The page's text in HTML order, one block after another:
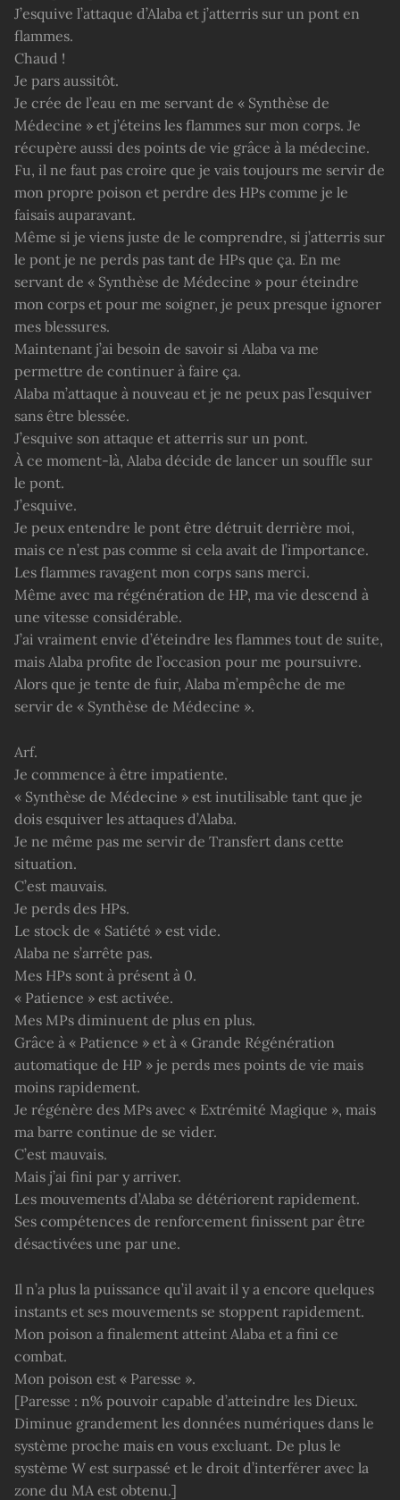
J’esquive l’attaque d’Alaba et j’atterris sur un pont en
flammes.
Chaud !
Je pars aussitôt.
Je crée de l’eau en me servant de « Synthèse de
Médecine » et j’éteins les flammes sur mon corps. Je
récupère aussi des points de vie grâce à la médecine.
Fu, il ne faut pas croire que je vais toujours me servir de
mon propre poison et perdre des HPs comme je le
faisais auparavant.
Même si je viens juste de le comprendre, si j’atterris sur
le pont je ne perds pas tant de HPs que ça. En me
servant de « Synthèse de Médecine » pour éteindre
mon corps et pour me soigner, je peux presque ignorer
mes blessures.
Maintenant j’ai besoin de savoir si Alaba va me
permettre de continuer à faire ça.
Alaba m’attaque à nouveau et je ne peux pas l’esquiver
sans être blessée.
J’esquive son attaque et atterris sur un pont.
À ce moment-là, Alaba décide de lancer un souffle sur
le pont.
J’esquive.
Je peux entendre le pont être détruit derrière moi,
mais ce n’est pas comme si cela avait de l’importance.
Les flammes ravagent mon corps sans merci.
Même avec ma régénération de HP, ma vie descend à
une vitesse considérable.
J’ai vraiment envie d’éteindre les flammes tout de suite,
mais Alaba profite de l’occasion pour me poursuivre.
Alors que je tente de fuir, Alaba m’empêche de me
servir de « Synthèse de Médecine ».
Arf.
Je commence à être impatiente.
« Synthèse de Médecine » est inutilisable tant que je
dois esquiver les attaques d’Alaba.
Je ne même pas me servir de Transfert dans cette
situation.
C’est mauvais.
Je perds des HPs.
Le stock de « Satiété » est vide.
Alaba ne s’arrête pas.
Mes HPs sont à présent à 0.
« Patience » est activée.
Mes MPs diminuent de plus en plus.
Grâce à « Patience » et à « Grande Régénération
automatique de HP » je perds mes points de vie mais
moins rapidement.
Je régénère des MPs avec « Extrémité Magique », mais
ma barre continue de se vider.
C’est mauvais.
Mais j’ai fini par y arriver.
Les mouvements d’Alaba se détériorent rapidement.
Ses compétences de renforcement finissent par être
désactivées une par une.
Il n’a plus la puissance qu’il avait il y a encore quelques
instants et ses mouvements se stoppent rapidement.
Mon poison a finalement atteint Alaba et a fini ce
combat.
Mon poison est « Paresse ».
[Paresse : n% pouvoir capable d’atteindre les Dieux.
Diminue grandement les données numériques dans le
système proche mais en vous excluant. De plus le
système W est surpassé et le droit d’interférer avec la
zone du MA est obtenu.]